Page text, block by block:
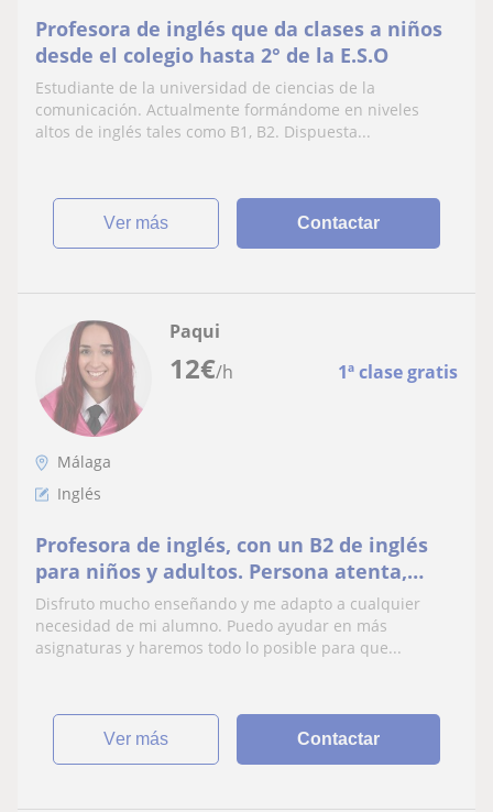
Profesora de inglés que da clases a niños
desde el colegio hasta 2° de la E.S.O
Estudiante de la universidad de ciencias de la
comunicación. Actualmente formándome en niveles
altos de inglés tales como B1, B2. Dispuesta...
ver más Contactar
12€/h 1ª clase gratis
Paqui
Málaga
Inglés
Profesora de inglés, con un B2 de inglés
para niños y adultos. Persona atenta,
teniendo en cuenta cada característica.
Disfruto mucho enseñando y me adapto a cualquier
necesidad de mi alumno. Puedo ayudar en más
asignaturas y haremos todo lo posible para que...
ver más Contactar